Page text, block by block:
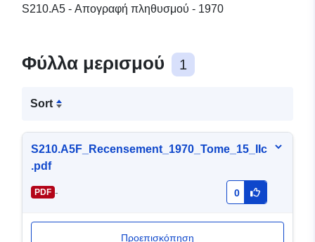
S210.A5 - Απογραφή πληθυσμού - 1970
Φύλλα μερισμού 1
Sort
S210.A5F_Recensement_1970_Tome_15_IIc
.pdf
PDF - 0
Προεπισκόπηση